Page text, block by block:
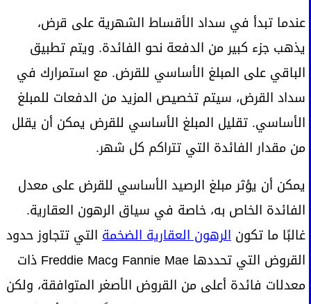
عندما تبدأ في سداد الأقساط الشهرية على قرض،
يذهب جزء كبير من الدفعة نحو الفائدة. ويتم تطبيق
الباقي على المبلغ الأساسي للقرض. مع استمرارك في
سداد القرض، سيتم تخصيص المزيد من الدفعات للمبلغ
الأساسي. تقليل المبلغ الأساسي للقرض يمكن أن يقلل
من مقدار الفائدة التي تتراكم كل شهر.
يمكن أن يؤثر مبلغ الرصيد الأساسي للقرض على معدل
الفائدة الخاص به، خاصة في سياق الرهون العقارية.
غالبًا ما تكون الرهون العقارية الضخمة التي تتجاوز حدود
القروض التي تحددها Fannie Mae وFreddie Mac ذات
معدلات فائدة أعلى من القروض الأصغر المتوافقة، ولكن